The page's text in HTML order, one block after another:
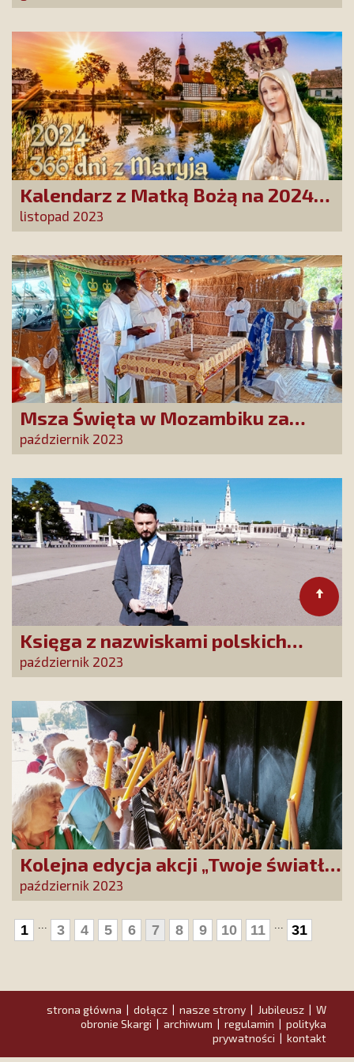
Kalendarz z Matką Bożą na 2024
rok już w polskich domach!
listopad 2023
Msza Święta w Mozambiku za
Przyjaciół i Dobrodziejów
Stowarzyszenia
październik 2023
Księga z nazwiskami polskich
Czcicieli Maryi złożona w Fatimie
październik 2023
Kolejna edycja akcji „Twoje światło
w Fatimie”
październik 2023
1 3 4 5 6 7 8 9 10 11 31
strona główna | dołącz | nasze strony | Jubileusz | W
obronie Skargi | archiwum | regulamin | polityka
prywatności | kontakt